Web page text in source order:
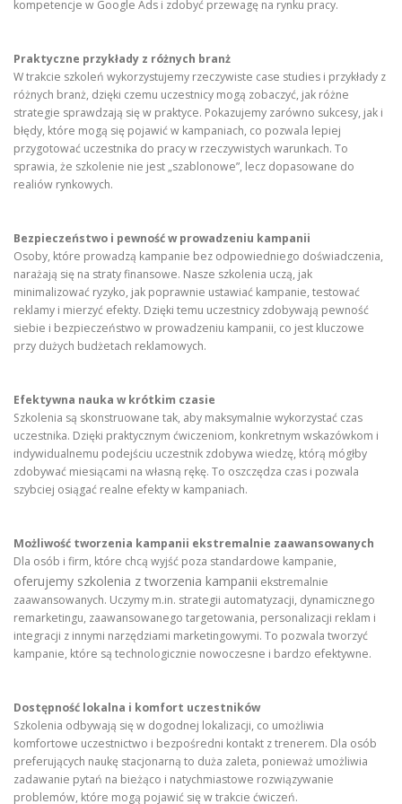
kompetencje w Google Ads i zdobyć przewagę na rynku pracy.
Praktyczne przykłady z różnych branż
W trakcie szkoleń wykorzystujemy rzeczywiste case studies i przykłady z
różnych branż, dzięki czemu uczestnicy mogą zobaczyć, jak różne
strategie sprawdzają się w praktyce. Pokazujemy zarówno sukcesy, jak i
błędy, które mogą się pojawić w kampaniach, co pozwala lepiej
przygotować uczestnika do pracy w rzeczywistych warunkach. To
sprawia, że szkolenie nie jest „szablonowe”, lecz dopasowane do
realiów rynkowych.
Bezpieczeństwo i pewność w prowadzeniu kampanii
Osoby, które prowadzą kampanie bez odpowiedniego doświadczenia,
narażają się na straty finansowe. Nasze szkolenia uczą, jak
minimalizować ryzyko, jak poprawnie ustawiać kampanie, testować
reklamy i mierzyć efekty. Dzięki temu uczestnicy zdobywają pewność
siebie i bezpieczeństwo w prowadzeniu kampanii, co jest kluczowe
przy dużych budżetach reklamowych.
Efektywna nauka w krótkim czasie
Szkolenia są skonstruowane tak, aby maksymalnie wykorzystać czas
uczestnika. Dzięki praktycznym ćwiczeniom, konkretnym wskazówkom i
indywidualnemu podejściu uczestnik zdobywa wiedzę, którą mógłby
zdobywać miesiącami na własną rękę. To oszczędza czas i pozwala
szybciej osiągać realne efekty w kampaniach.
Możliwość tworzenia kampanii ekstremalnie zaawansowanych
Dla osób i firm, które chcą wyjść poza standardowe kampanie,
oferujemy szkolenia z tworzenia kampanii ekstremalnie
zaawansowanych. Uczymy m.in. strategii automatyzacji, dynamicznego
remarketingu, zaawansowanego targetowania, personalizacji reklam i
integracji z innymi narzędziami marketingowymi. To pozwala tworzyć
kampanie, które są technologicznie nowoczesne i bardzo efektywne.
Dostępność lokalna i komfort uczestników
Szkolenia odbywają się w dogodnej lokalizacji, co umożliwia
komfortowe uczestnictwo i bezpośredni kontakt z trenerem. Dla osób
preferujących naukę stacjonarną to duża zaleta, ponieważ umożliwia
zadawanie pytań na bieżąco i natychmiastowe rozwiązywanie
problemów, które mogą pojawić się w trakcie ćwiczeń.